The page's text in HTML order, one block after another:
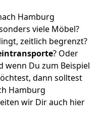
Hamburg
viele Möbel?
zeitlich begrenzt?
? Oder
wenn Du zum Beispiel
dann solltest
Hamburg
wir Dir auch hier